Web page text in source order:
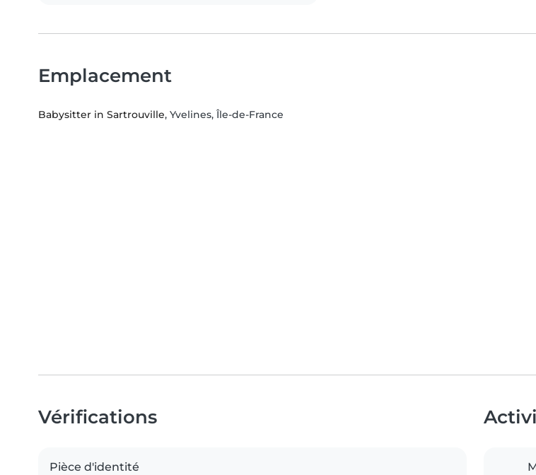
Emplacement
Babysitter in Sartrouville, Yvelines, Île-de-France
Vérifications
Pièce d'identité